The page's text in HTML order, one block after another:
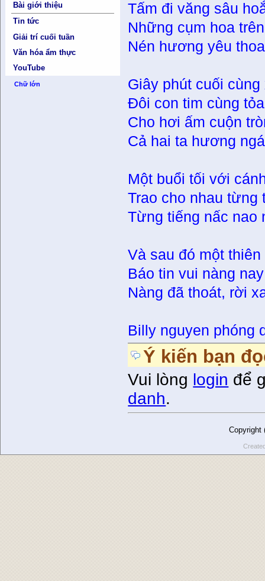
Bài giới thiệu
Tin tức
Giải trí cuối tuần
Văn hóa ẩm thực
YouTube
Chữ lớn
Tấm đi văng sâu
Những cụm hoa
Nén hương yêu
Giây phút cuối
Đôi con tim cùng
Cho hơi ấm cuộn
Cả hai ta hương
Một buổi tối với
Trao cho nhau từng
Từng tiếng nấc nao
Và sau đó một
Báo tin vui nàng
Nàng đã thoát, rời
Billy nguyen phóng
Ý kiến bạn
Vui lòng login để
danh.
Copyright